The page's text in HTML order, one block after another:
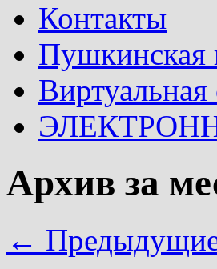
Контакты
Пушкинская
Виртуальная
Архив за
←